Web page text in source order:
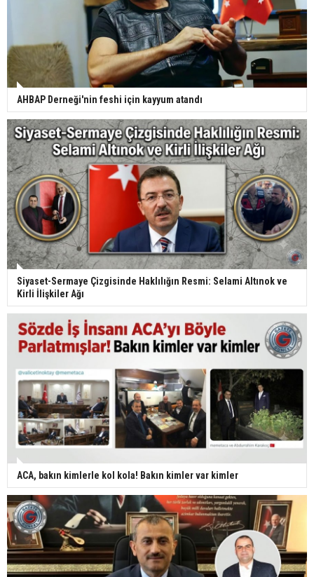
AHBAP Derneği'nin feshi için kayyum atandı
Siyaset-Sermaye Çizgisinde Haklılığın Resmi: Selami Altınok ve
Kirli İlişkiler Ağı
ACA, bakın kimlerle kol kola! Bakın kimler var kimler